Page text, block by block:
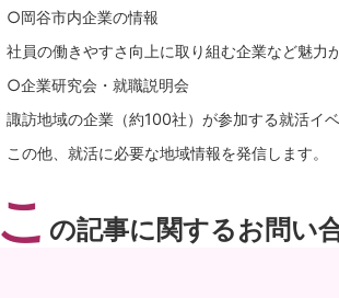
○岡谷市内企業の情報
社員の働きやすさ向上に取り組む企業など魅力
○企業研究会・就職説明会
諏訪地域の企業（約100社）が参加する就活イベ
この他、就活に必要な地域情報を発信します。
こ の記事に関するお問い